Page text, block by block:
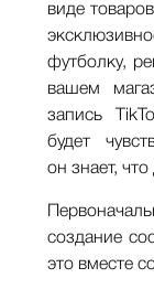
виде
футболку,
вашем
запись
будет
он знает, что
создание
это вместе